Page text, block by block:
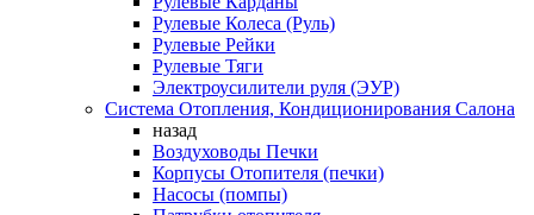
Рулевые Колеса (Руль)
Рулевые Рейки
Рулевые Тяги
Электроусилители руля (ЭУР)
Система Отопления, Кондиционирования Салона
назад
Воздуховоды Печки
Корпусы Отопителя (печки)
Насосы (помпы)